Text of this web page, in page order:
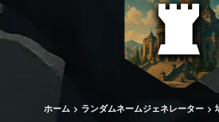
ホーム ランダムネームジェネレーター